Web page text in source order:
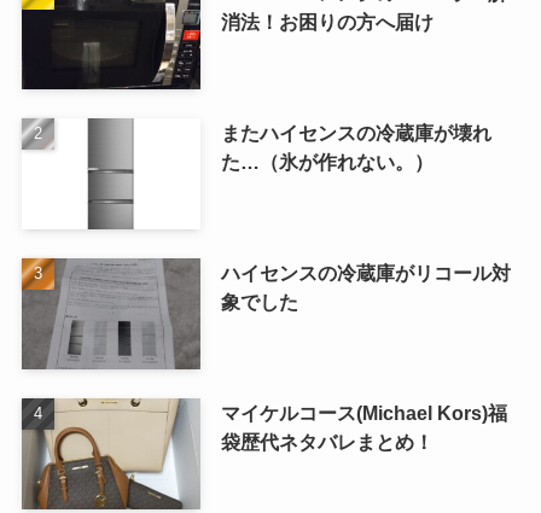
消法！お困りの方へ届け
またハイセンスの冷蔵庫が壊れ
た…（氷が作れない。）
ハイセンスの冷蔵庫がリコール対
象でした
マイケルコース(Michael Kors)福
袋歴代ネタバレまとめ！